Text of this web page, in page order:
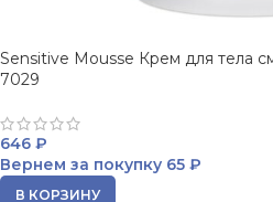
Sensitive Mousse Крем для тела
7029
646 ₽
Вернем за покупку 65 ₽
В КОРЗИНУ